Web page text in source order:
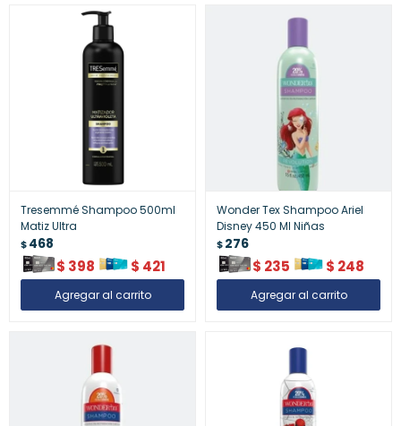
Tresemmé Shampoo 500ml
Matiz Ultra
$468
$ 398 $ 421
Wonder Tex Shampoo Ariel
Disney 450 Ml Niñas
$276
$ 235 $ 248